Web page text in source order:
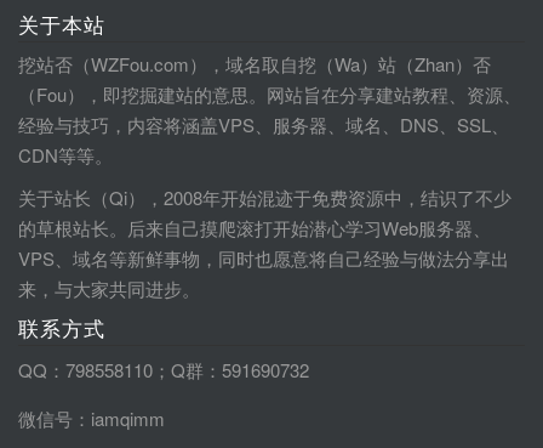
关于本站
挖站否（WZFou.com），域名取自挖（Wa）站（Zhan）否
（Fou），即挖掘建站的意思。网站旨在分享建站教程、资源、
经验与技巧，内容将涵盖VPS、服务器、域名、DNS、SSL、
CDN等等。
关于站长（Qi），2008年开始混迹于免费资源中，结识了不少
的草根站长。后来自己摸爬滚打开始潜心学习Web服务器、
VPS、域名等新鲜事物，同时也愿意将自己经验与做法分享出
来，与大家共同进步。
联系方式
QQ：798558110；Q群：591690732
微信号：iamqimm